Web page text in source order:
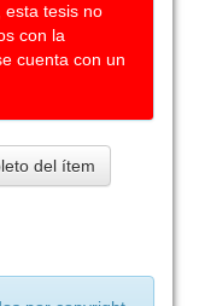
esta tesis no
con la
cuenta con un
del ítem